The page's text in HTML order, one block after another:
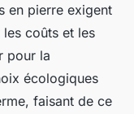
en pierre exigent
coûts et les
pour la
écologiques
faisant de ce